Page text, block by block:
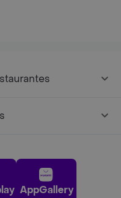
AppGallery